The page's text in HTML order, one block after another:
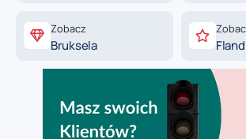
Zobacz
Bruksela